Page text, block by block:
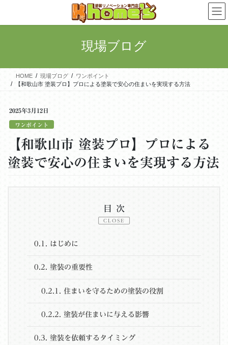
テ
移
ゲ
ン
現場ブログ
HOME 現場ブログ
ワンポイント
【和歌山市 塗装プロ】プロによる塗装で安心の住まいを実現する方法
2025年3月12日
ワンポイント
【和歌山市 塗装プロ】プロによる
塗装で安心の住まいを実現する方法
目次
CLOSE
0.1. はじめに
0.2. 塗装の重要性
0.2.1. 住まいを守るための塗装の役割
0.2.2. 塗装が住まいに与える影響
0.3. 塗装を依頼するタイミング